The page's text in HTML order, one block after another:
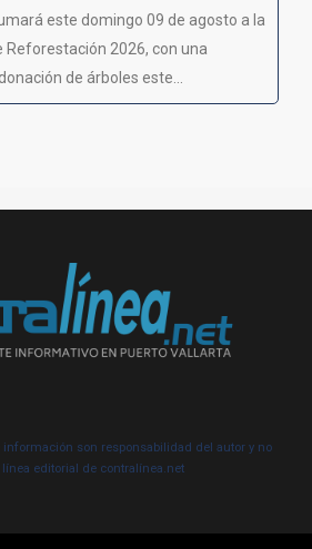
este domingo 09 de agosto a la
Reforestación 2026, con una
de árboles este...
son responsabilidad del autor y no
línea editorial de contralínea.net